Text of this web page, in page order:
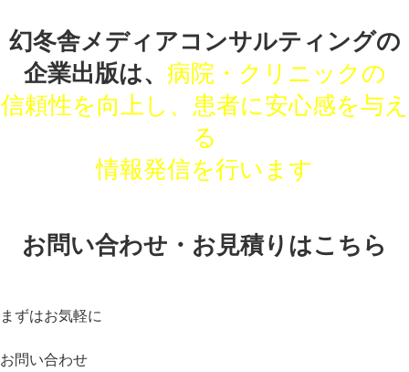
幻冬舎メディアコンサルティングの
企業出版は、 病院・クリニックの
信頼性を向上し、患者に安心感を与え
る
情報発信を行います
お問い合わせ・お見積りはこちら
まずはお気軽に
お問い合わせ